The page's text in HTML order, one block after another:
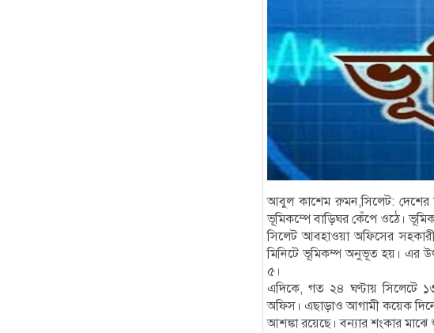
আবুল কাশেম রুমন,সিলেট: দেশের
ভূমিকম্পে বাড়িঘর কেঁপে ওঠে।
সিলেট আবহাওয়া অফিসের
মিনিটে ভূমিকম্প অনুভূত হয়। এর
৫।
এদিকে, গত ২৪ ঘণ্টায় সিলেটে
অফিস। এছাড়াও আগামী কয়েক দিনে
আশঙ্কা রয়েছে। বন্যার শংকার